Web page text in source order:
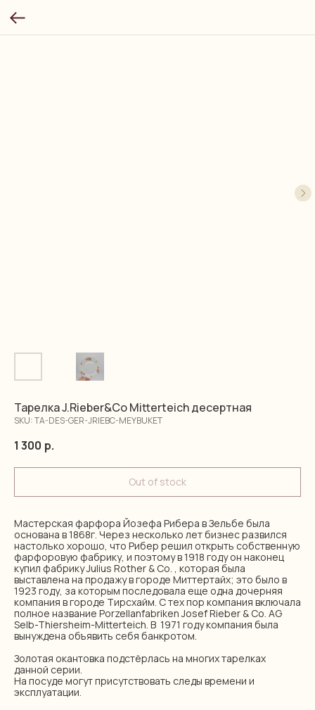
Тарелка J.Rieber&Co Mitterteich десертная
SKU:TA-DES-GER-JRIEBC-MEYBUKET
1 300 р.
Out of stock
Мастерская фарфора Йозефа Рибера в Зельбе была
основана в 1868г. Через несколько лет бизнес развился
настолько хорошо, что Рибер решил открыть собственную
фарфоровую фабрику, и поэтому в 1918 году он наконец
купил фабрику Julius Rother & Co. , которая была
выставлена ​​на продажу в городе Миттертайх; это было в
1923 году, за которым последовала еще одна дочерняя
компания в городе Тирсхайм. С тех пор компания включала
полное название Porzellanfabriken Josef Rieber & Co. AG
Selb-Thiersheim-Mitterteich. В 1971 году компания была
вынуждена объявить себя банкротом.
Золотая окантовка подстёрлась на многих тарелках
данной серии.
На посуде могут присутствовать следы времени и
эксплуатации.